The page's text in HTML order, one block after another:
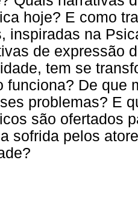
hoje? E como
inspiradas na
de expressão
tem se
funciona? De que
problemas? E
são ofertados
sofrida pelos